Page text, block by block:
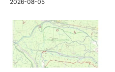
2026-08-05